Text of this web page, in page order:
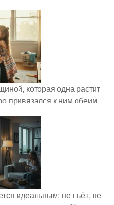
которая одна растит
привязался к ним обеим.
идеальным: не пьёт, не